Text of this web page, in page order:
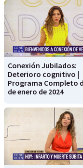
Conexión Jubilados:
Deterioro cognitivo |
Programa Completo
de enero de 2024